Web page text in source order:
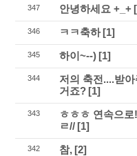
347 안녕하세요 +_+
346 ㅋㅋ축하[1]
345 하이~--) [1]
344
저의 축전....받아
거죠? [1]
343
ㅎㅎㅎ 연속으로
ㄹ// [1]
342 참, [2]